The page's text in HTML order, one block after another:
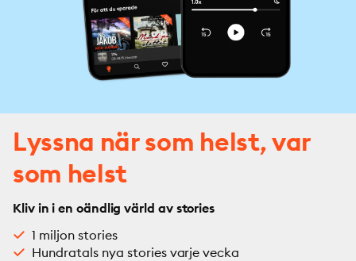
Lyssna när som helst, var
som helst
Kliv in i en oändlig värld av stories
1 miljon stories
Hundratals nya stories varje vecka